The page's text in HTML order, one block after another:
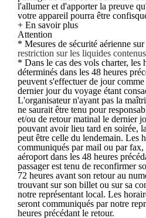
l'allumer et d'apporter la preuve
votre appareil pourra être
+ En savoir plus
Attention
* Mesures de sécurité aérienne sur
restriction sur les liquides
* Dans le cas des vols charter, les
déterminés dans les 48 heures
peuvent s'effectuer de jour
dernier jour du voyage étant
L'organisateur n'ayant pas la
ne saurait être tenu pour
et/ou de retour matinal le dernier
pouvant avoir lieu tard en soirée,
peut être celle du lendemain. Les
communiqués par mail ou par
aéroport dans les 48 heures
passager est tenu de reconfirmer
72 heures avant son retour au
trouvant sur son billet ou sur sa
notre représentant local. Les
seront communiqués par notre
heures précédant le retour.